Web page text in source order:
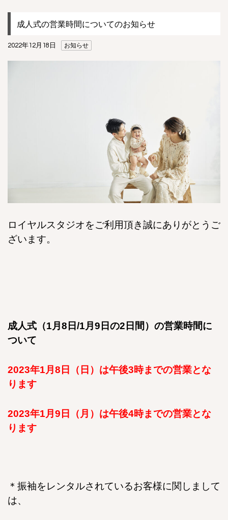
成人式の営業時間についてのお知らせ
2022年12月18日 お知らせ
ロイヤルスタジオをご利用頂き誠にありがとうご
ざいます。
成人式（1月8日/1月9日の2日間）の営業時間に
ついて
2023年1月8日（日）は午後3時までの営業とな
ります
2023年1月9日（月）は午後4時までの営業とな
ります
＊振袖をレンタルされているお客様に関しまして
は、